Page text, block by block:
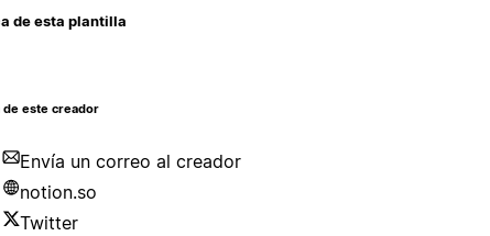
de esta plantilla
de este creador
Envía un correo al creador
notion.so
Twitter